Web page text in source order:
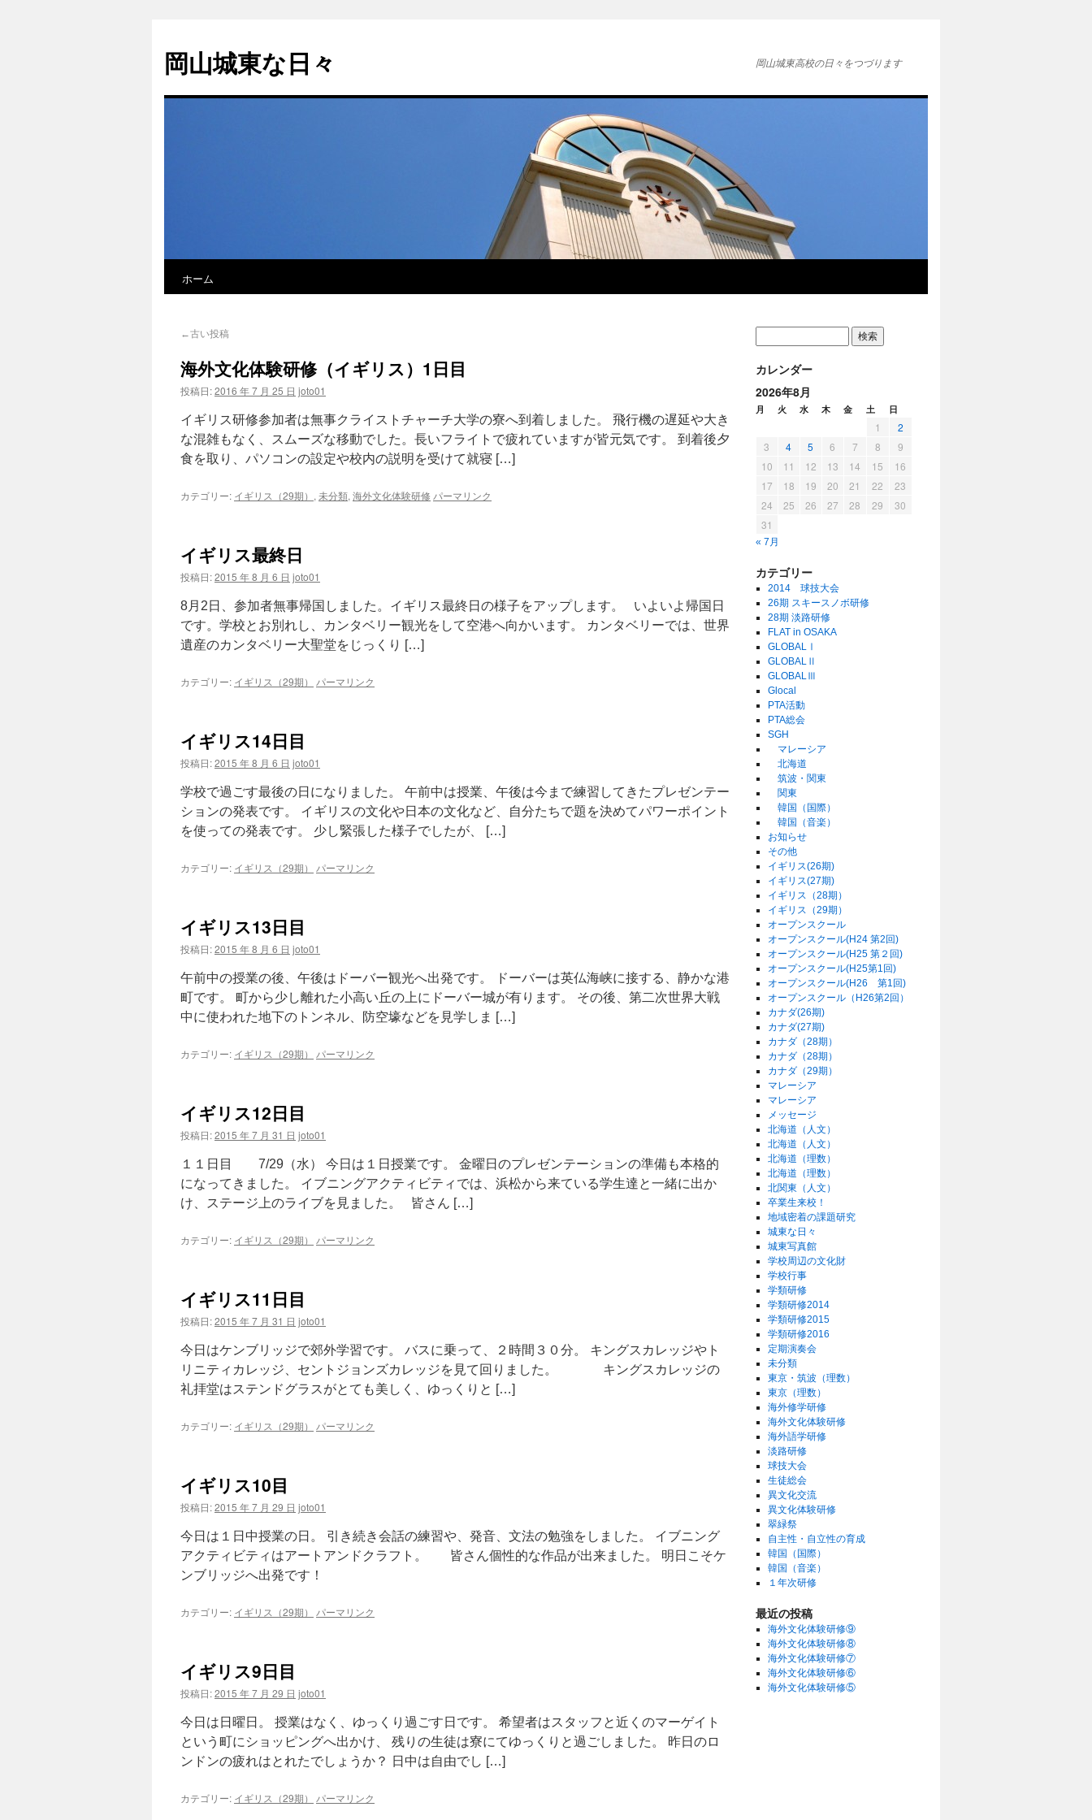
岡山城東な日々 岡山城東高校の日々をつづります
ホーム
←古い投稿
海外文化体験研修（イギリス）1日目
投稿日:2016 年 7 月 25 日 joto01
イギリス研修参加者は無事クライストチャーチ大学の寮へ到着しました。 飛行機の遅延や大き
な混雑もなく、スムーズな移動でした。長いフライトで疲れていますが皆元気です。 到着後夕
食を取り、パソコンの設定や校内の説明を受けて就寝 […]
カテゴリー: イギリス（29期） , 未分類, 海外文化体験研修 パーマリンク
イギリス最終日
投稿日:2015 年 8 月 6 日 joto01
8月2日、参加者無事帰国しました。イギリス最終日の様子をアップします。 いよいよ帰国日
です。学校とお別れし、カンタベリー観光をして空港へ向かいます。 カンタベリーでは、世界
遺産のカンタベリー大聖堂をじっくり […]
カテゴリー: イギリス（29期） パーマリンク
イギリス14日目
投稿日:2015 年 8 月 6 日 joto01
学校で過ごす最後の日になりました。 午前中は授業、午後は今まで練習してきたプレゼンテー
ションの発表です。 イギリスの文化や日本の文化など、自分たちで題を決めてパワーポイント
を使っての発表です。 少し緊張した様子でしたが、 […]
カテゴリー: イギリス（29期） パーマリンク
イギリス13日目
投稿日:2015 年 8 月 6 日 joto01
午前中の授業の後、午後はドーバー観光へ出発です。 ドーバーは英仏海峡に接する、静かな港
町です。 町から少し離れた小高い丘の上にドーバー城が有ります。 その後、第二次世界大戦
中に使われた地下のトンネル、防空壕などを見学しま […]
カテゴリー: イギリス（29期） パーマリンク
イギリス12日目
投稿日:2015 年 7 月 31 日 joto01
１１日目 7/29（水） 今日は１日授業です。 金曜日のプレゼンテーションの準備も本格的
になってきました。 イブニングアクティビティでは、浜松から来ている学生達と一緒に出か
け、ステージ上のライブを見ました。 皆さん […]
カテゴリー: イギリス（29期） パーマリンク
イギリス11日目
投稿日:2015 年 7 月 31 日 joto01
今日はケンブリッジで郊外学習です。 バスに乗って、２時間３０分。 キングスカレッジやト
リニティカレッジ、セントジョンズカレッジを見て回りました。 キングスカレッジの
礼拝堂はステンドグラスがとても美しく、ゆっくりと […]
カテゴリー: イギリス（29期） パーマリンク
イギリス10目
投稿日:2015 年 7 月 29 日 joto01
今日は１日中授業の日。 引き続き会話の練習や、発音、文法の勉強をしました。 イブニング
アクティビティはアートアンドクラフト。 皆さん個性的な作品が出来ました。 明日こそケ
ンブリッジへ出発です！
カテゴリー: イギリス（29期） パーマリンク
イギリス9日目
投稿日:2015 年 7 月 29 日 joto01
今日は日曜日。 授業はなく、ゆっくり過ごす日です。 希望者はスタッフと近くのマーゲイト
という町にショッピングへ出かけ、 残りの生徒は寮にてゆっくりと過ごしました。 昨日のロ
ンドンの疲れはとれたでしょうか？ 日中は自由でし […]
カテゴリー: イギリス（29期） パーマリンク
カレンダー
2026年8月
月 火 水 木 金 土 日
1
2
3
4 5 6 7 8
9
10
11 12 13 14 15
16
17
18 19 20 21 22
23
24
25 26 27 28 29
30
31
« 7月
カテゴリー
2014 球技大会
26期 スキースノボ研修
28期 淡路研修
FLAT in OSAKA
GLOBALⅠ
GLOBALⅡ
GLOBALⅢ
Glocal
PTA活動
PTA総会
SGH
マレーシア
北海道
筑波・関東
関東
韓国（国際）
韓国（音楽）
お知らせ
その他
イギリス(26期)
イギリス(27期)
イギリス（28期）
イギリス（29期）
オープンスクール
オープンスクール(H24 第2回)
オープンスクール(H25 第２回)
オープンスクール(H25第1回)
オープンスクール(H26 第1回)
オープンスクール（H26第2回）
カナダ(26期)
カナダ(27期)
カナダ（28期）
カナダ（28期）
カナダ（29期）
マレーシア
マレーシア
メッセージ
北海道（人文）
北海道（人文）
北海道（理数）
北海道（理数）
北関東（人文）
卒業生来校！
地域密着の課題研究
城東な日々
城東写真館
学校周辺の文化財
学校行事
学類研修
学類研修2014
学類研修2015
学類研修2016
定期演奏会
未分類
東京・筑波（理数）
東京（理数）
海外修学研修
海外文化体験研修
海外語学研修
淡路研修
球技大会
生徒総会
異文化交流
異文化体験研修
翠緑祭
自主性・自立性の育成
韓国（国際）
韓国（音楽）
１年次研修
最近の投稿
海外文化体験研修⑨
海外文化体験研修⑧
海外文化体験研修⑦
海外文化体験研修⑥
海外文化体験研修⑤